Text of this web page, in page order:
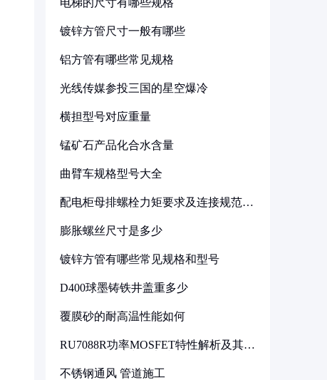
电梯的尺寸有哪些规格
镀锌方管尺寸一般有哪些
铝方管有哪些常见规格
光线传媒参投三国的星空爆冷
横担型号对应重量
锰矿石产品化合水含量
曲臂车规格型号大全
配电柜母排螺栓力矩要求及连接规范详
膨胀螺丝尺寸是多少
镀锌方管有哪些常见规格和型号
D400球墨铸铁井盖重多少
覆膜砂的耐高温性能如何
RU7088R功率MOSFET特性解析及其在
不锈钢通风 管道施工